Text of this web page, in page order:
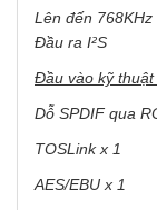
Lên đến
Đầu ra I²S
Đầu vào kỹ
Dỗ SPDIF qua
TOSLink x 1
AES/EBU x 1